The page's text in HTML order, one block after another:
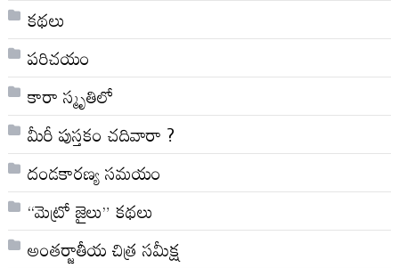
కథలు
పరిచయం
కారా స్మృతిలో
మీరీ పుస్తకం చదివారా ?
దండకారణ్య సమయం
“మెట్రో జైలు” కథలు
అంతర్జాతీయ చిత్ర సమీక్ష